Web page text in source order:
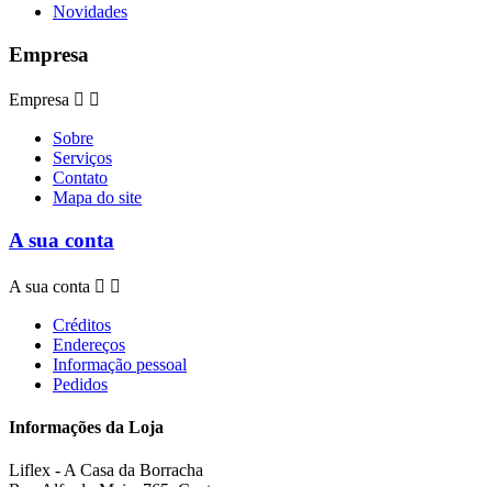
Novidades
Empresa
Empresa  
Sobre
Serviços
Contato
Mapa do site
A sua conta
A sua conta  
Créditos
Endereços
Informação pessoal
Pedidos
Informações da Loja
Liflex - A Casa da Borracha